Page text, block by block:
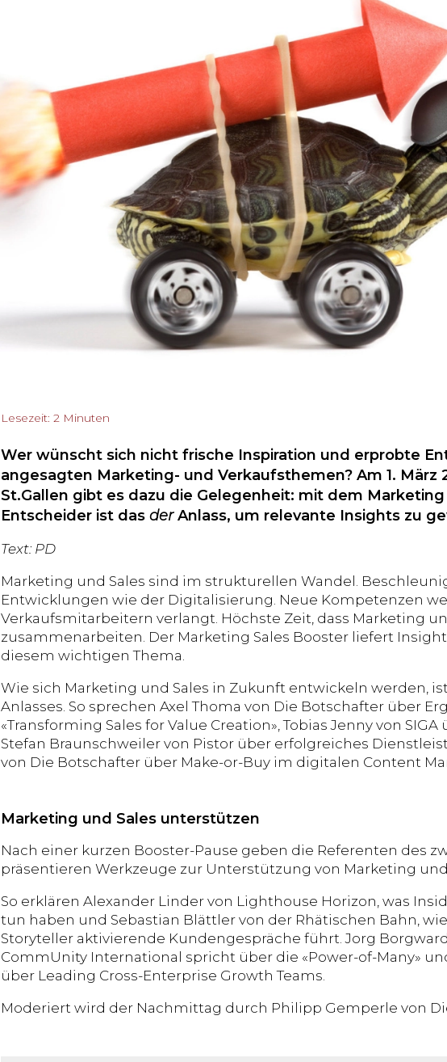
Lesezeit: 2 Minuten
Wer wünscht sich nicht frische Inspiration und erprobte
angesagten Marketing- und Verkaufsthemen? Am 1. März
St.Gallen gibt es dazu die Gelegenheit: mit dem
Entscheider ist das derAnlass, um relevante Insights zu
Text: PD
Marketing und Sales sind im strukturellen Wandel.
Entwicklungen wie der Digitalisierung. Neue Kompetenzen
Verkaufsmitarbeitern verlangt. Höchste Zeit, dass Marketing
zusammenarbeiten. Der Marketing Sales Booster liefert
diesem wichtigen Thema.
Wie sich Marketing und Sales in Zukunft entwickeln werden,
Anlasses. So sprechen Axel Thoma von Die Botschafter über
«Transforming Sales for Value Creation», Tobias Jenny von SIGA
Stefan Braunschweiler von Pistor über erfolgreiches
von Die Botschafter über Make-or-Buy im digitalen Content
Marketing und Sales unterstützen
Nach einer kurzen Booster-Pause geben die Referenten des
präsentieren Werkzeuge zur Unterstützung von Marketing und
So erklären Alexander Linder von Lighthouse Horizon, was
tun haben und Sebastian Blättler von der Rhätischen Bahn,
Storyteller aktivierende Kundengespräche führt. Jorg
CommUnity International spricht über die «Power-of-Many»
über Leading Cross-Enterprise Growth Teams.
Moderiert wird der Nachmittag durch Philipp Gemperle von